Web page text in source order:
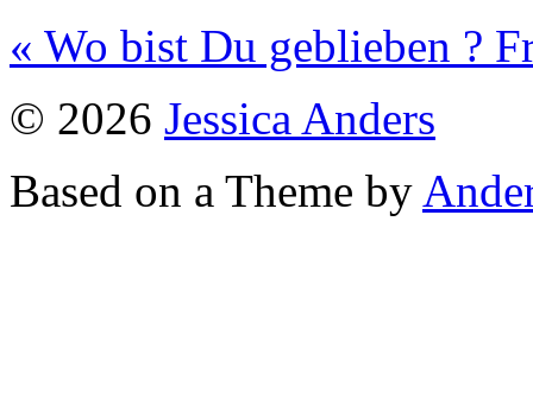
« Wo bist Du geblieben ?
© 2026 Jessica Anders
Based on a Theme by